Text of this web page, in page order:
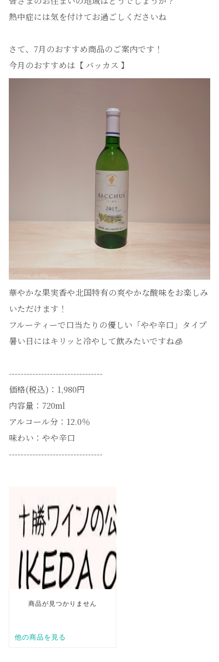
熱中症には気を付けてお過ごしくださいね
さて、7月のおすすめ商品のご案内です！
今月のおすすめは【 バッカス 】
華やかな果実香や北国特有の爽やかな酸味をお楽しみ
いただけます！
フルーティーで口当たりの優しい「やや辛口」タイプ
暑い日にはキリッと冷やして飲みたいですね🧊
--------------------------------
価格(税込)：1,980円
内容量：720ml
アルコール分：12.0％
味わい：やや辛口
--------------------------------